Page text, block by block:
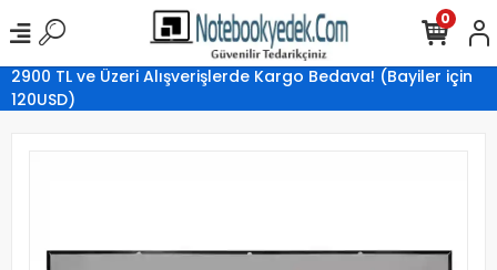
2900 TL ve Üzeri Alışverişlerde Kargo Bedava! (Bayiler için
120USD)
0